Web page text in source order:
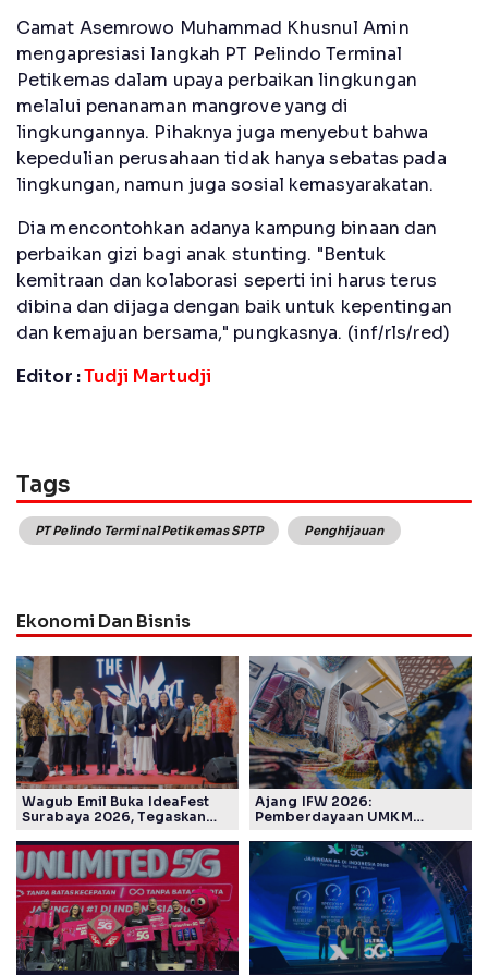
Camat Asemrowo Muhammad Khusnul Amin
mengapresiasi langkah PT Pelindo Terminal
Petikemas dalam upaya perbaikan lingkungan
melalui penanaman mangrove yang di
lingkungannya. Pihaknya juga menyebut bahwa
kepedulian perusahaan tidak hanya sebatas pada
lingkungan, namun juga sosial kemasyarakatan.
Dia mencontohkan adanya kampung binaan dan
perbaikan gizi bagi anak stunting. "Bentuk
kemitraan dan kolaborasi seperti ini harus terus
dibina dan dijaga dengan baik untuk kepentingan
dan kemajuan bersama," pungkasnya. (inf/rls/red)
Editor :Tudji Martudji
Tags
PT Pelindo Terminal Petikemas SPTP Penghijauan
Ekonomi Dan Bisnis
Wagub Emil Buka IdeaFest
Surabaya 2026, Tegaskan
Timur
Ajang IFW 2026:
Pemberdayaan UMKM
Kelompok Disabilitas dan
Keberlanjutan